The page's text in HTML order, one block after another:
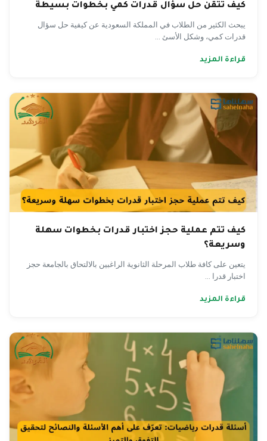
كيف تتقن حل سؤال قدرات كمي بخطوات بسيطة
يبحث الكثير من الطلاب في المملكة السعودية عن كيفية حل سؤال
قدرات كمي، وشكل الأسئ ...
قراءة المزيد
كيف تتم عملية حجز اختبار قدرات بخطوات سهلة
وسريعة؟
يتعين على كافة طلاب المرحلة الثانوية الراغبين بالالتحاق بالجامعة حجز
اختبار قدرا ...
قراءة المزيد